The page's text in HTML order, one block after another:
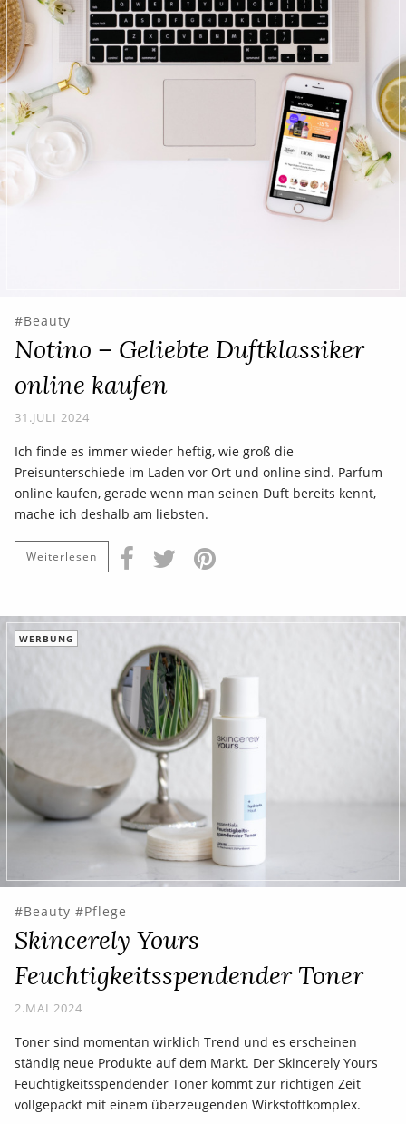
Beauty
Notino – Geliebte Duftklassiker
online kaufen
31.JULI 2024
Ich finde es immer wieder heftig, wie groß die
Preisunterschiede im Laden vor Ort und online sind. Parfum
online kaufen, gerade wenn man seinen Duft bereits kennt,
mache ich deshalb am liebsten.
Weiterlesen
WERBUNG
Beauty Pflege
Skincerely Yours
Feuchtigkeitsspendender Toner
2.MAI 2024
Toner sind momentan wirklich Trend und es erscheinen
ständig neue Produkte auf dem Markt. Der Skincerely Yours
Feuchtigkeitsspendender Toner kommt zur richtigen Zeit
vollgepackt mit einem überzeugenden Wirkstoffkomplex.